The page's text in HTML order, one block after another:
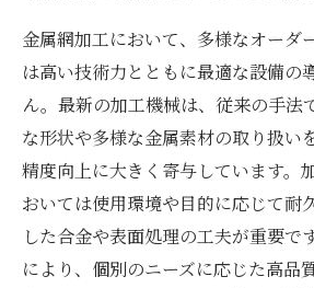
金属網加工において、多様なオーダ
は高い技術力とともに最適な設備の
ん。最新の加工機械は、従来の手法
な形状や多様な金属素材の取り扱い
精度向上に大きく寄与しています。
おいては使用環境や目的に応じて耐
した合金や表面処理の工夫が重要で
により、個別のニーズに応じた高品